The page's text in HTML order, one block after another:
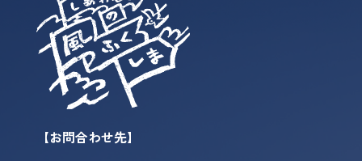
【お問合わせ先】